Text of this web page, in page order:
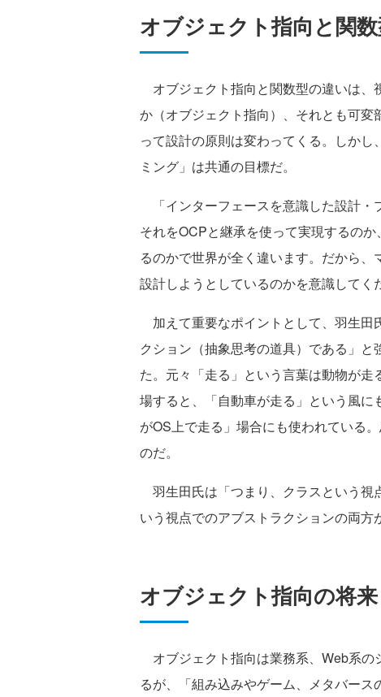
オブジェクト指向と関
オブジェクト指向と関数型の違いは、
か（オブジェクト指向）、それとも可
って設計の原則は変わってくる。しか
ミング」は共通の目標だ。
「インターフェースを意識した設計・
それをOCPと継承を使って実現するの
るのかで世界が全く違います。だから
設計しようとしているのかを意識してく
加えて重要なポイントとして、羽生田
クション（抽象思考の道具）である」
た。元々「走る」という言葉は動物が
場すると、「自動車が走る」という風
がOS上で走る」場合にも使われている
のだ。
羽生田氏は「つまり、クラスという視
いう視点でのアブストラクションの両方
オブジェクト指向の将来
オブジェクト指向は業務系、Web系の
るが、「組み込みやゲーム、メタバー